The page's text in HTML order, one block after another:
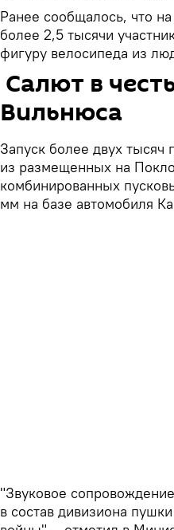
Ранее сообщалось, что
более 2,5 тысячи
фигуру велосипеда из
Салют в
Вильнюса
Запуск более двух
из размещенных на
комбинированных
мм на базе автомобиля
"Звуковое
в состав дивизиона